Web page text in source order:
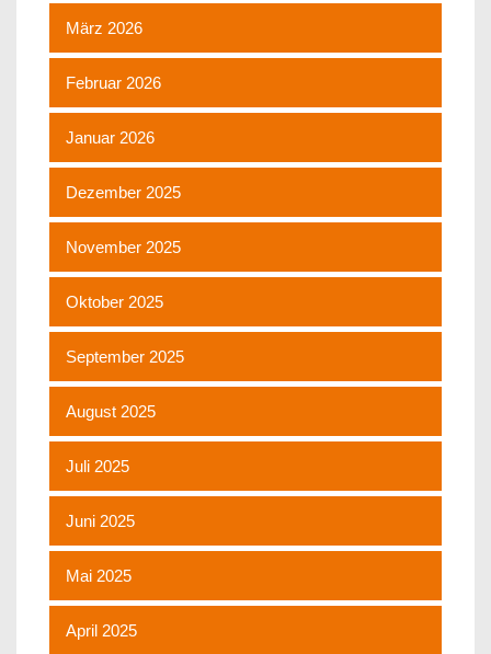
März 2026
Februar 2026
Januar 2026
Dezember 2025
November 2025
Oktober 2025
September 2025
August 2025
Juli 2025
Juni 2025
Mai 2025
April 2025